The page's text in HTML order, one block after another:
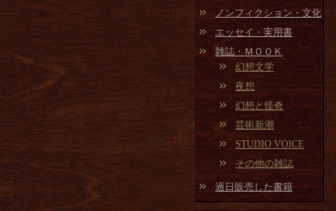
ノンフィクション・文化
エッセイ・実用書
雑誌・ＭＯＯＫ
幻想文学
夜想
幻想と怪奇
芸術新潮
STUDIO VOICE
その他の雑誌
過日販売した書籍